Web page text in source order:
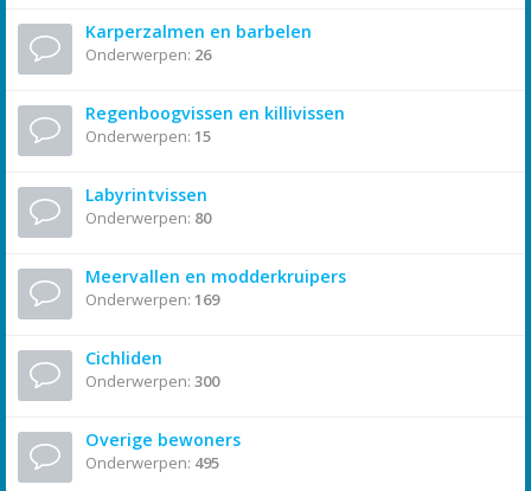
Karperzalmen en barbelen
Onderwerpen: 26
Regenboogvissen en killivissen
Onderwerpen: 15
Labyrintvissen
Onderwerpen: 80
Meervallen en modderkruipers
Onderwerpen: 169
Cichliden
Onderwerpen: 300
Overige bewoners
Onderwerpen: 495